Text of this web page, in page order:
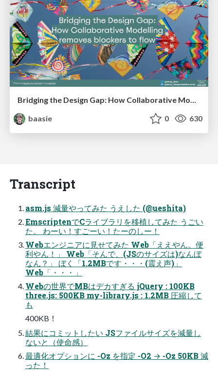
Bridging the Design Gap: How Collaborative Modelling removes blockers to flow between stakeholders and teams @FastFlow conf
baasie
0 630
Transcript
asm.js 減量やってみた うえした (@ueshita)
EmscriptenでCライブラリを移植してみた うごい
た。 わーい！すごーい！たーのしー！
Webエンジニアに見せてみた Web「ええやん。便
利やん！」 Web「そんで、(JSのサイズは)なんぼ
なん？」 ぼく「1.2MBです・・・(震え声)」
Web「・・・」
Webの世界でMBはデカすぎる jQuery : 100KB
three.js: 500KB my-library.js : 1.2MB 圧縮して
も
400KB！
結果にコミットしたい JSファイルサイズを減量し
ないと（使命感）
最適化オプションに -Oz を指定 -O2 → -Oz 50KB 減
った！